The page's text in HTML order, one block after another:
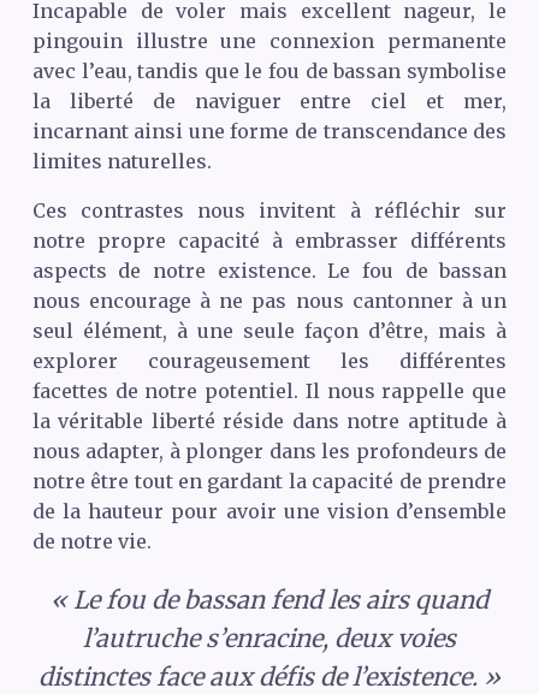
Incapable de voler mais excellent nageur, le
pingouin illustre une connexion permanente
avec l’eau, tandis que le fou de bassan symbolise
la liberté de naviguer entre ciel et mer,
incarnant ainsi une forme de transcendance des
limites naturelles.
Ces contrastes nous invitent à réfléchir sur
notre propre capacité à embrasser différents
aspects de notre existence. Le fou de bassan
nous encourage à ne pas nous cantonner à un
seul élément, à une seule façon d’être, mais à
explorer courageusement les différentes
facettes de notre potentiel. Il nous rappelle que
la véritable liberté réside dans notre aptitude à
nous adapter, à plonger dans les profondeurs de
notre être tout en gardant la capacité de prendre
de la hauteur pour avoir une vision d’ensemble
de notre vie.
« Le fou de bassan fend les airs quand
l’autruche s’enracine, deux voies
distinctes face aux défis de l’existence. »